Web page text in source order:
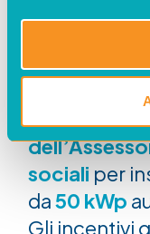
per
sociale. Con
metterà a
sociali per
da50 kWp
Gli incentivi